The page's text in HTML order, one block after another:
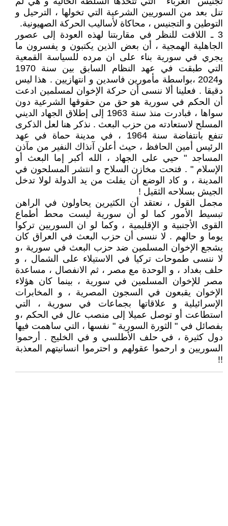
تنل بعد من السوريين الشرعية التي تخولها ، الترحيل و
التوطين و التجنيس ، محاكاة لأساليب الحركة الصهيونية.
3 ـ اللافت للنظر في مقاربتنا لهذه العودة إلى عصور
الجاهلية الهمجية ، أن بعض الذين يكتبون و يفسرون ما
يجري في سورية بناء على ان مرده للسياسة القمعية
التي طبقت في عهد النظام السابق بين سنة 1970
و2024 ،بواسطة مأمورين فاسدين و انتهازيين . هذا ليس
دقيقا . فعلينا ألا ننسى أن حركة الإخوان لمسلمين ادعت
أن الحكم في سورية هو حق من حقوقها الشرعية دون
سواها ، فبادرت منذ سنة 1963 إلى إطلاق الجهاد الديني
المسلح لاستعادته من حزب البعث . نذكر هنا لعل الذكرى
تنفع بانتفاضة سنة 1964 ، في مدينة حماة في عهد
الرئيس أمين الحافظ ، حيث أعلن آنذاك النفير من مآذن
المساجد " حيي على الجهاد ، الله أكبر إما البعث أو
الإسلام " . فتحت مخازن السلاح و انتشر المسلحون في
المدينة ، و كاد الوضع أن يفلت من يد الدولة لولا تدخل
الجيش بسلاحه الثقيل !
مجمل القول ، نعتقد أن الكثيرين يحاولون في الراهن
تبسيط الأمور كما لو أن سورية ليست محط أطماع
القوى الأجنبية و الإقليمية ، وكما لو ان السوريين تركوا
يوما و حالهم . لا ننسى أن حزب البعث في العراق كان
يشجع الإخوان المسلمين ضد حزب البعث في سورية ،و
لا ننسى طموحات تركيا في الاستيلاء على الشمال ، و
حلف بغداد ، و الوحدة مع مصر ، ثم الانفصال ، مساعدة
مصر للإخوان المسلمين في سورية ، بينما كان هؤلاء
الإخوان يقبعون في السجون المصرية ، و المخابرات
الإسرائيلية و علاقاتها بجماعات في سورية ، التي
استطاعت أو توصل عميلا إلى منصب عال في الحكم ،و
بفصائل في " الثورة السورية " نفسها ، التي ساهمت فيها
دول كثيرة ، في حلف الأطلسي و في الخليج . أرحموا
السوريين و ارحموا عقولهم و احترموا انسانيتهم المعذبة
!!